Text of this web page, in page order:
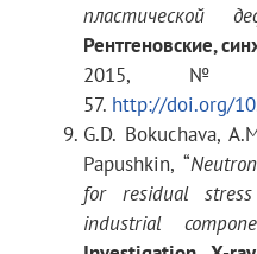
с фурье-
Диапазон длин волн l
пластической
Рентгеновские,
2015,
57. http://doi.org/
G.D. Bokuchava,
Papushkin, “
for residual
industrial